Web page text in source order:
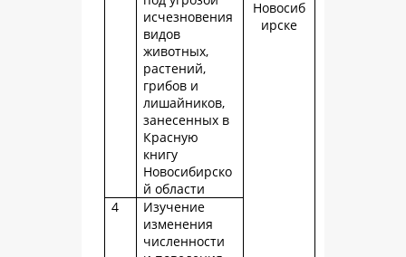
Новосиб
ирске
исчезновения
видов
животных,
растений,
грибов и
лишайников,
занесенных в
Красную
книгу
Новосибирско
й области
4
Изучение
изменения
численности